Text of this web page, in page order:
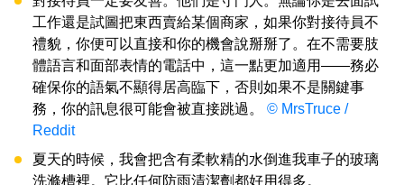
工作還是試圖把東西賣給某個商家，如果你對接待員不
禮貌，你便可以直接和你的機會說掰掰了。在不需要肢
體語言和面部表情的電話中，這一點更加適用——務必
確保你的語氣不顯得居高臨下，否則如果不是關鍵事
務，你的訊息很可能會被直接跳過。 © MrsTruce /
Reddit
夏天的時候，我會把含有柔軟精的水倒進我車子的玻璃
洗滌槽裡。它比任何防雨清潔劑都好用得多。